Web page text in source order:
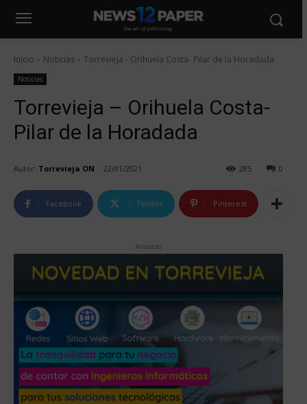
Inicio Noticias Torrevieja - Orihuela Costa- Pilar de la Horadada
Noticias
Torrevieja – Orihuela Costa-
Pilar de la Horadada
Autor: Torrevieja ON 22/01/2021 0
285
Facebook Twitter Pinterest
Anuncio